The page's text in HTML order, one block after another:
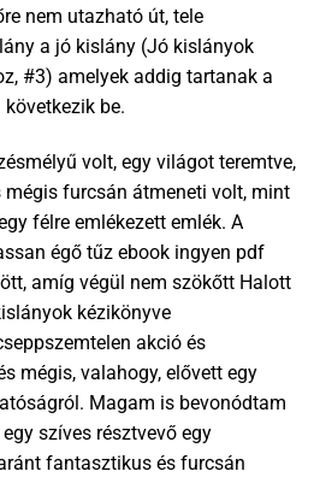
nem utazható út, tele
a jó kislány (Jó kislányok
#3) amelyek addig tartanak a
be.
volt, egy világot teremtve,
mégis furcsán átmeneti volt, mint
félre emlékezett emlék. A
égő tűz ebook ingyen pdf
amíg végül nem szökőtt Halott
kézikönyve
akció és
mégis, valahogy, elővett egy
Magam is bevonódtam
szíves résztvevő egy
fantasztikus és furcsán